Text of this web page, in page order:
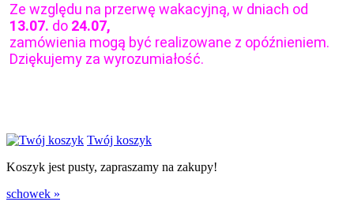
Ze względu na przerwę wakacyjną, w dniach od
13.07. do 24.07,
zamówienia mogą być realizowane z opóźnieniem.
Dziękujemy za wyrozumiałość.
Twój koszyk
Koszyk jest pusty, zapraszamy na zakupy!
schowek »